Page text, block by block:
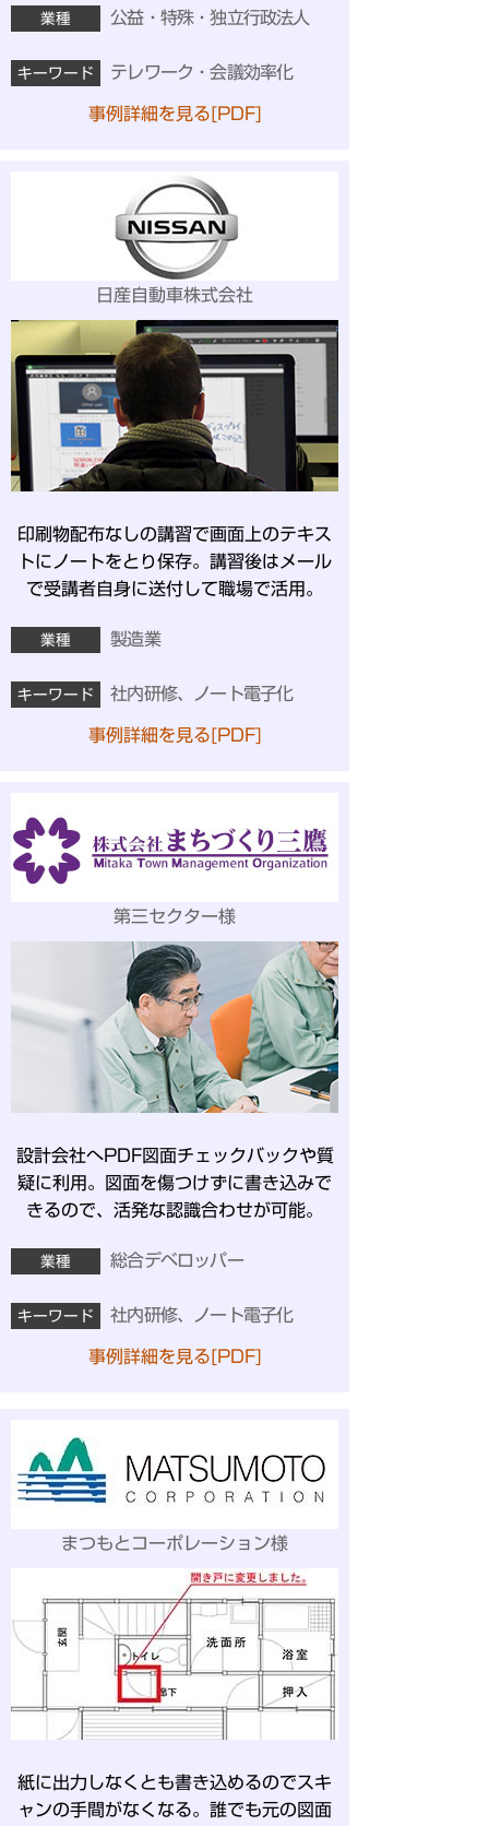
業種 公益・特殊・独立行政法人
キーワード テレワーク・会議効率化
事例詳細を見る[PDF]
日産自動車株式会社
印刷物配布なしの講習で画面上のテキス
トにノートをとり保存。講習後はメール
で受講者自身に送付して職場で活用。
業種 製造業
キーワード 社内研修、ノート電子化
事例詳細を見る[PDF]
第三セクター様
設計会社へPDF図面チェックバックや質
疑に利用。図面を傷つけずに書き込みで
きるので、活発な認識合わせが可能。
業種 総合デベロッパー
キーワード 社内研修、ノート電子化
事例詳細を見る[PDF]
まつもとコーポレーション様
紙に出力しなくとも書き込めるのでスキ
ャンの手間がなくなる。誰でも元の図面